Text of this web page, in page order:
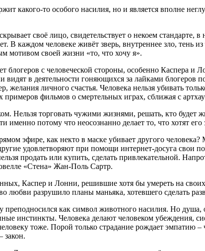
какого-то особого насилия, но и является вполне
своё лицо, свидетельствует о некоем
В каждом человеке живёт зверь, внутреннее зло,
мотивом своей жизни «то, что хочу я».
с человеческой стороны, особенно Каспера и
видят в деятельности гоняющихся за лайками
личного счастья. Человека нельзя убивать
примеров фильмов о смертельных играх, сближая с
Нельзя торговать чужими жизнями, решать, кто будет
потому что неосознанно делает то, что хотят его
эфире, как некто в маске убивает другого
удовлетворяют при помощи интернет-досуга свои
продать или купить, сделать привлекательной.
«Стена» Жан-Поль Сартр.
Каспер и Лонни, решившие хотя бы умереть на своих
разрушило планы маньяка, хотевшего сделать
как символ животного насилия. Но душа,
инстинкты. Человека делают человеком убеждения,
тоже. Порой только страдание рождает эмпатию –
закон.